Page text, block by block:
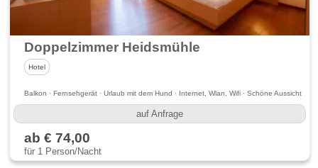
Doppelzimmer Heidsmühle
Hotel
Balkon · Fernsehgerät · Urlaub mit dem Hund · Internet, Wlan, Wifi · Schöne Aussicht
auf Anfrage
ab € 74,00
für 1 Person/Nacht